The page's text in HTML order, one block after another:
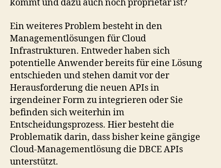
kommt und dazu auch noch proprietär ist?
Ein weiteres Problem besteht in den
Managementlösungen für Cloud
Infrastrukturen. Entweder haben sich
potentielle Anwender bereits für eine Lösung
entschieden und stehen damit vor der
Herausforderung die neuen APIs in
irgendeiner Form zu integrieren oder Sie
befinden sich weiterhin im
Entscheidungsprozess. Hier besteht die
Problematik darin, dass bisher keine gängige
Cloud-Managementlösung die DBCE APIs
unterstützt.